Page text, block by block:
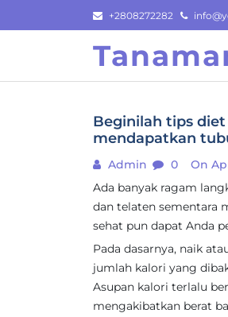
to
+2808272282
Beginilah tips
mendapatkan
Admin 0
On
Ada banyak ragam
dan telaten sementara
sehat pun dapat Anda
Pada dasarnya, naik
jumlah kalori yang
Asupan kalori terlalu
mengakibatkan berat